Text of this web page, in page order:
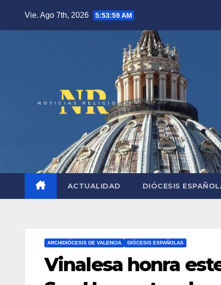
Vie. Ago 7th, 2026 5:54:00 AM
ACTUALIDAD DIÓCESIS
ARCHIDIÓCESIS DE VALENCIA DIÓCESIS ESPAÑOLAS
Vinalesa honra